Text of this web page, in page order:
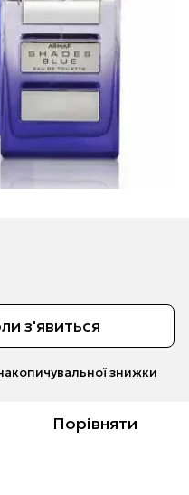
з'явиться
знижки
Порівняти